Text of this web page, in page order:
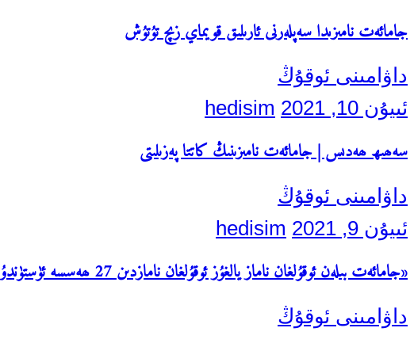
جامائەت نامىزىدا سەپلەرنى ئارىلىق قويماي زىچ تۇتۇش
داۋامىنى ئوقۇڭ
ئىيۇن 10, 2021
hedisim
سەھىھ ھەدىس | جامائەت نامىزىنىڭ كاتتا پەزىلىتى
داۋامىنى ئوقۇڭ
ئىيۇن 9, 2021
hedisim
«جامائەت بىلەن ئوقۇلغان ناماز يالغۇز ئوقۇلغان نامازدىن 27 ھەسسە ئۈستۈندۇر»
داۋامىنى ئوقۇڭ